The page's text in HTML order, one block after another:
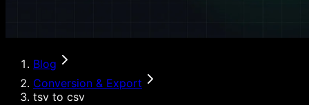
Blog
Conversion & Export
tsv to csv